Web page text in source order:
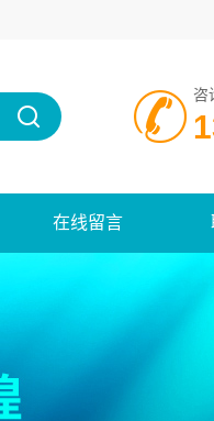
咨
在线留言